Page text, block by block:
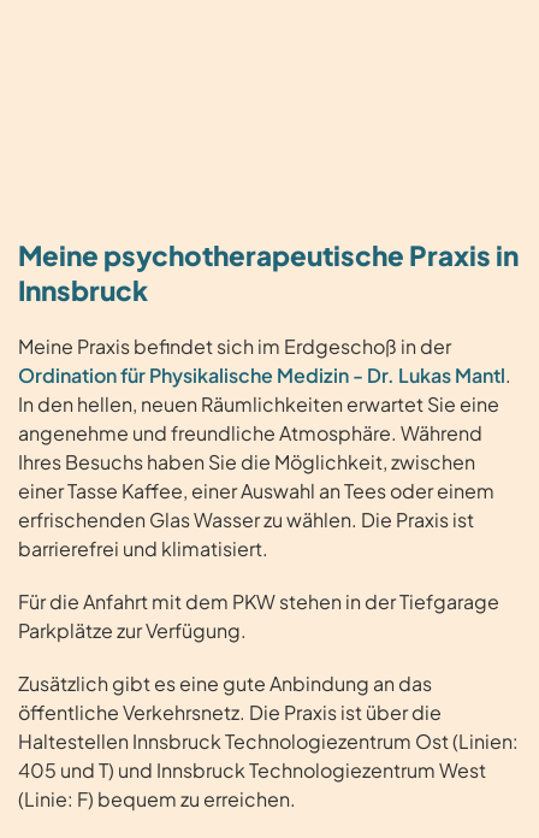
Meine psychotherapeutische Praxis in
Innsbruck
Meine Praxis befindet sich im Erdgeschoß in der
Ordination für Physikalische Medizin - Dr. Lukas Mantl.
In den hellen, neuen Räumlichkeiten erwartet Sie eine
angenehme und freundliche Atmosphäre. Während
Ihres Besuchs haben Sie die Möglichkeit, zwischen
einer Tasse Kaffee, einer Auswahl an Tees oder einem
erfrischenden Glas Wasser zu wählen. Die Praxis ist
barrierefrei und klimatisiert.
Für die Anfahrt mit dem PKW stehen in der Tiefgarage
Parkplätze zur Verfügung.
Zusätzlich gibt es eine gute Anbindung an das
öffentliche Verkehrsnetz. Die Praxis ist über die
Haltestellen Innsbruck Technologiezentrum Ost (Linien:
405 und T) und Innsbruck Technologiezentrum West
(Linie: F) bequem zu erreichen.